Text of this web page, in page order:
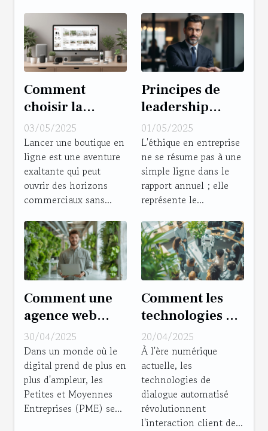
Comment
choisir la
meilleure
plateforme
pour créer
votre boutique
en ligne
03/05/2025
Lancer une boutique en
ligne est une aventure
exaltante qui peut
ouvrir des horizons
commerciaux sans...
Principes de
leadership
éthique pour le
manager
moderne
développer une
culture
d'entreprise
responsable
01/05/2025
L'éthique en entreprise
ne se résume pas à une
simple ligne dans le
rapport annuel ; elle
représente le...
Comment une
agence web
peut
transformer la
digitalisation
des PME
30/04/2025
Dans un monde où le
digital prend de plus en
plus d'ampleur, les
Petites et Moyennes
Entreprises (PME) se...
Comment les
technologies de
dialogue
automatisé
transforment-
elles
l'interaction
client ?
20/04/2025
À l'ère numérique
actuelle, les
technologies de
dialogue automatisé
révolutionnent
l'interaction client de...